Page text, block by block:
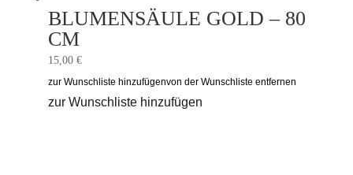
BLUMENSÄULE GOLD – 80
CM
15,00 €
zur Wunschliste hinzufügenvon der Wunschliste entfernen
zur Wunschliste hinzufügen